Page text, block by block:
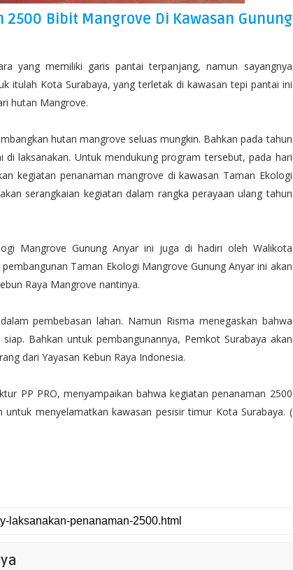
Bibit Mangrove Di Kawasan Gunung
yang memiliki garis pantai terpanjang, namun sayangnya
itulah Kota Surabaya, yang terletak di kawasan tepi pantai ini
hutan Mangrove.
hutan mangrove seluas mungkin. Bahkan pada tahun
laksanakan. Untuk mendukung program tersebut, pada hari
kegiatan penanaman mangrove di kawasan Taman Ekologi
serangkaian kegiatan dalam rangka perayaan ulang tahun
Mangrove Gunung Anyar ini juga di hadiri oleh Walikota
Taman Ekologi Mangrove Gunung Anyar ini akan
Raya Mangrove nantinya.
pembebasan lahan. Namun Risma menegaskan bahwa
Bahkan untuk pembangunannya, Pemkot Surabaya akan
dari Yayasan Kebun Raya Indonesia.
PP PRO, menyampaikan bahwa kegiatan penanaman 2500
menyelamatkan kawasan pesisir timur Kota Surabaya. (